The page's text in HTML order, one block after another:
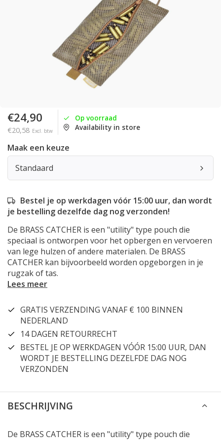
€24,90
€20,58 Excl. btw
Op voorraad
Availability in store
Maak een keuze
Standaard
Bestel je op werkdagen vóór 15:00 uur, dan wordt
je bestelling dezelfde dag nog verzonden!
De BRASS CATCHER is een "utility" type pouch die
speciaal is ontworpen voor het opbergen en vervoeren
van lege hulzen of andere materialen. De BRASS
CATCHER kan bijvoorbeeld worden opgeborgen in je
rugzak of tas.
Lees meer
GRATIS VERZENDING VANAF € 100 BINNEN
NEDERLAND
14 DAGEN RETOURRECHT
BESTEL JE OP WERKDAGEN VÓÓR 15:00 UUR, DAN
WORDT JE BESTELLING DEZELFDE DAG NOG
VERZONDEN
BESCHRIJVING
De BRASS CATCHER is een "utility" type pouch die